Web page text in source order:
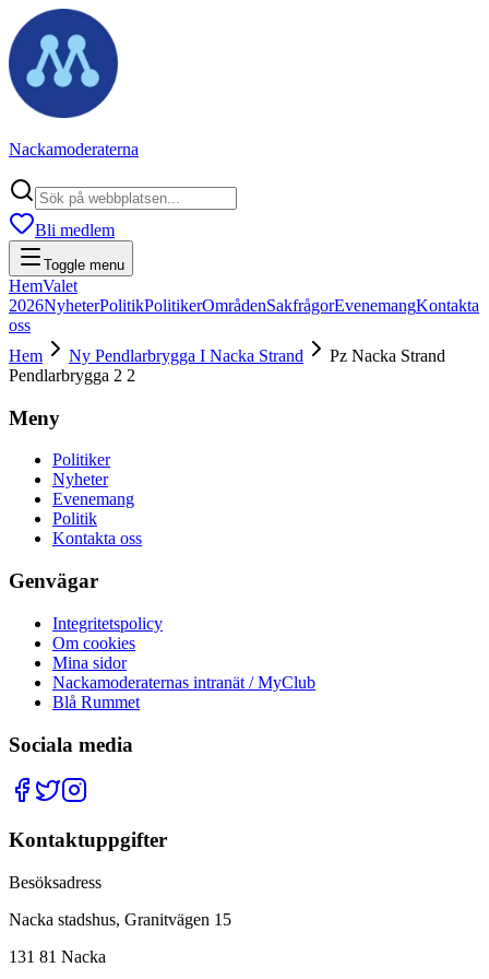
Nackamoderaterna
Bli medlem
Toggle menu
HemValet
2026NyheterPolitikPolitikerOmrådenSakfrågorEvenemangKontakta
oss
Hem
Ny Pendlarbrygga I Nacka Strand
Pz Nacka Strand
Pendlarbrygga 2 2
Meny
Politiker
Nyheter
Evenemang
Politik
Kontakta oss
Genvägar
Integritetspolicy
Om cookies
Mina sidor
Nackamoderaternas intranät / MyClub
Blå Rummet
Sociala media
Kontaktuppgifter
Besöksadress
Nacka stadshus, Granitvägen 15
131 81 Nacka